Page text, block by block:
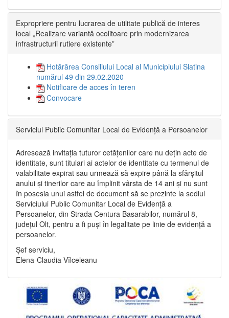
Expropriere pentru lucrarea de utilitate publică de interes
local „Realizare variantă ocolitoare prin modernizarea
infrastructurii rutiere existente”
Hotărârea Consiliului Local al Municipiului Slatina
numărul 49 din 29.02.2020
Notificare de acces în teren
Convocare
Serviciul Public Comunitar Local de Evidență a Persoanelor
Adresează invitația tuturor cetățenilor care nu dețin acte de
identitate, sunt titulari ai actelor de identitate cu termenul de
valabilitate expirat sau urmează să expire până la sfârșitul
anului și tinerilor care au împlinit vârsta de 14 ani și nu sunt
în posesia unui astfel de document să se prezinte la sediul
Serviciului Public Comunitar Local de Evidență a
Persoanelor, din Strada Centura Basarabilor, numărul 8,
județul Olt, pentru a fi puși în legalitate pe linie de evidență a
persoanelor.
Șef serviciu,
Elena-Claudia Vîlceleanu